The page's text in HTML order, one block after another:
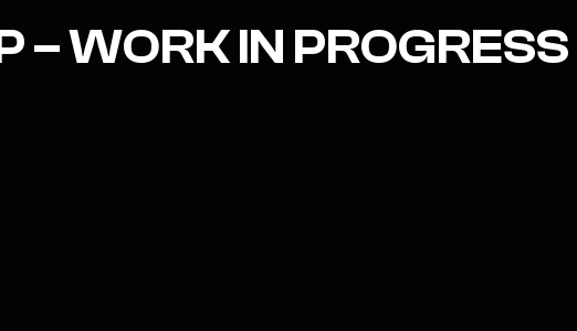
– WORK IN PROGRESS